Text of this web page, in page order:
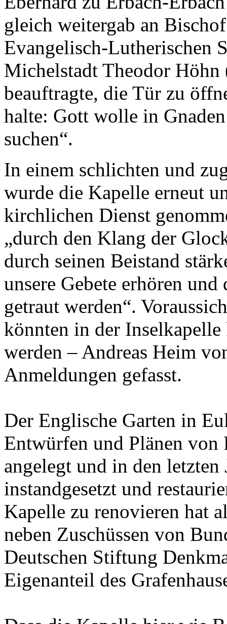
gleich weitergab an
Evangelisch-Lutherischen
Michelstadt Theodor Höhn
beauftragte, die Tür zu
halte: Gott wolle in
suchen“.
In einem schlichten und
wurde die Kapelle erneut
kirchlichen Dienst
„durch den Klang der
durch seinen Beistand
unsere Gebete erhören
getraut werden“.
könnten in der
werden – Andreas Heim
Anmeldungen gefasst.
Der Englische Garten in
Entwürfen und Plänen
angelegt und in den
instandgesetzt und
Kapelle zu renovieren hat
neben Zuschüssen von
Deutschen Stiftung
Eigenanteil des